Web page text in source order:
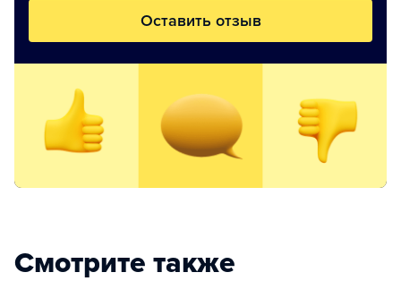
Оставить отзыв
Смотрите также